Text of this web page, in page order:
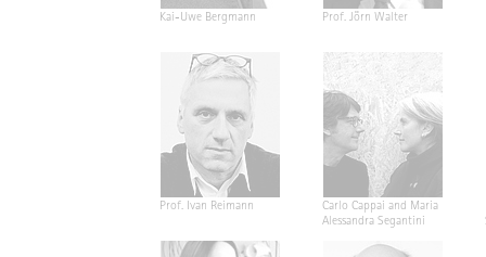
Kai-Uwe Bergmann Prof. Jörn Walter
Prof. Ivan Reimann
Carlo Cappai and Maria
Alessandra Segantini